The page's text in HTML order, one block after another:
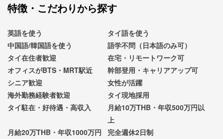
特徴・こだわりから探す
英語を使う
タイ語を使う
中国語/韓国語を使う
語学不問（日本語のみ可）
タイ在住者歓迎
在宅・リモートワーク可
オフィスがBTS・MRT駅近
幹部登用・キャリアアップ可
シニア歓迎
女性が活躍
海外勤務経験者歓迎
タイ現地採用
タイ駐在・好待遇・高収入
月給10万THB・年収500万円以
上
月給20万THB・年収1000万円
完全週休2日制